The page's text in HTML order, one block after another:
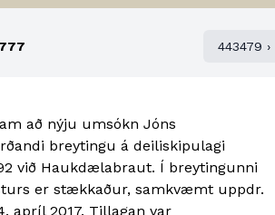
443479 ›
að nýju umsókn Jóns
breytingu á deiliskipulagi
við Haukdælabraut. Í breytingunni
er stækkaður, samkvæmt uppdr.
apríl 2017. Tillagan var